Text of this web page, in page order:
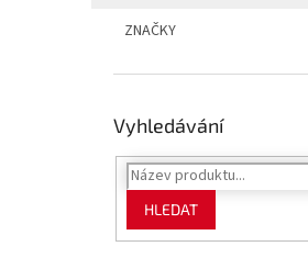
ZNAČKY
Vyhledávání
HLEDAT